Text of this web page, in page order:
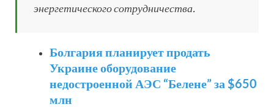
энергетического сотрудничества.
Болгария планирует продать
Украине оборудование
недостроенной АЭС “Белене” за $650
млн